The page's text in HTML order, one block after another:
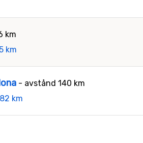
km
km
- avstånd 140 km
km